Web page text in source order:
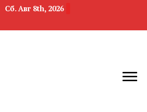
Сб. Авг 8th, 2026